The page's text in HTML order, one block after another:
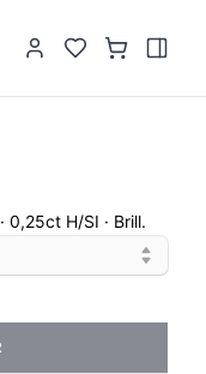
0,25ct H/SI · Brill.